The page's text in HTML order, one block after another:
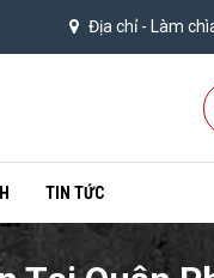
Địa chỉ - Làm
TIN TỨC